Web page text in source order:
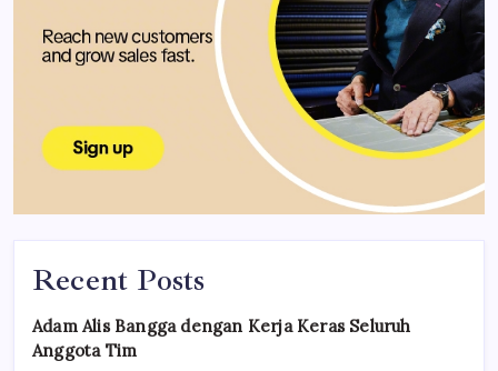
Recent Posts
Adam Alis Bangga dengan Kerja Keras Seluruh
Anggota Tim